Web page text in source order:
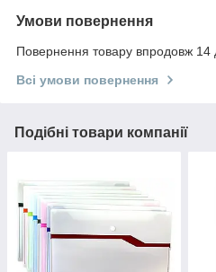
Умови повернення
Повернення товару впродовж 14
Всі умови повернення
Подібні товари компанії